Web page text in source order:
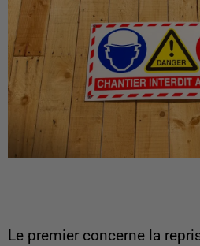
Le premier concerne la